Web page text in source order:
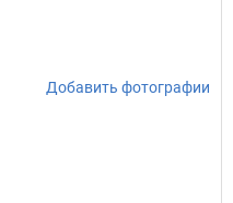
Добавить фотографии